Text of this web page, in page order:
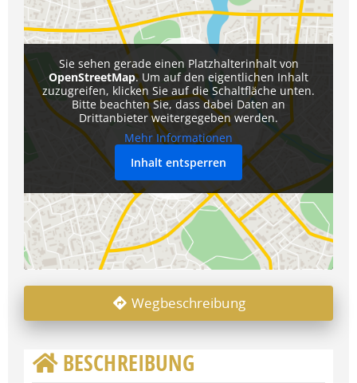
Sie sehen gerade einen Platzhalterinhalt von
OpenStreetMap. Um auf den eigentlichen Inhalt
zuzugreifen, klicken Sie auf die Schaltfläche unten.
Bitte beachten Sie, dass dabei Daten an
Drittanbieter weitergegeben werden.
Mehr Informationen
Inhalt entsperren
Wegbeschreibung
BESCHREIBUNG